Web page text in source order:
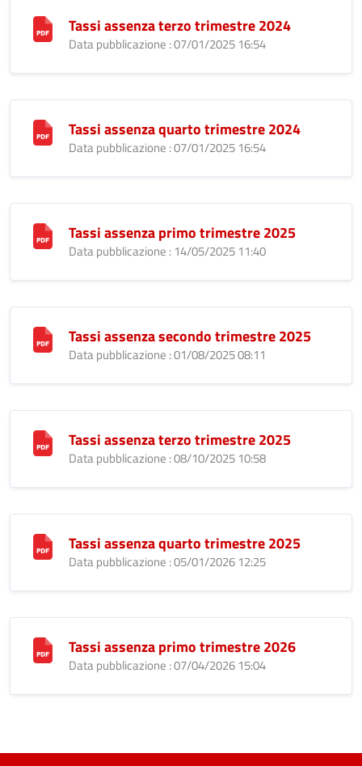
Tassi assenza terzo trimestre 2024
Data pubblicazione : 07/01/2025 16:54
Tassi assenza quarto trimestre 2024
Data pubblicazione : 07/01/2025 16:54
Tassi assenza primo trimestre 2025
Data pubblicazione : 14/05/2025 11:40
Tassi assenza secondo trimestre 2025
Data pubblicazione : 01/08/2025 08:11
Tassi assenza terzo trimestre 2025
Data pubblicazione : 08/10/2025 10:58
Tassi assenza quarto trimestre 2025
Data pubblicazione : 05/01/2026 12:25
Tassi assenza primo trimestre 2026
Data pubblicazione : 07/04/2026 15:04